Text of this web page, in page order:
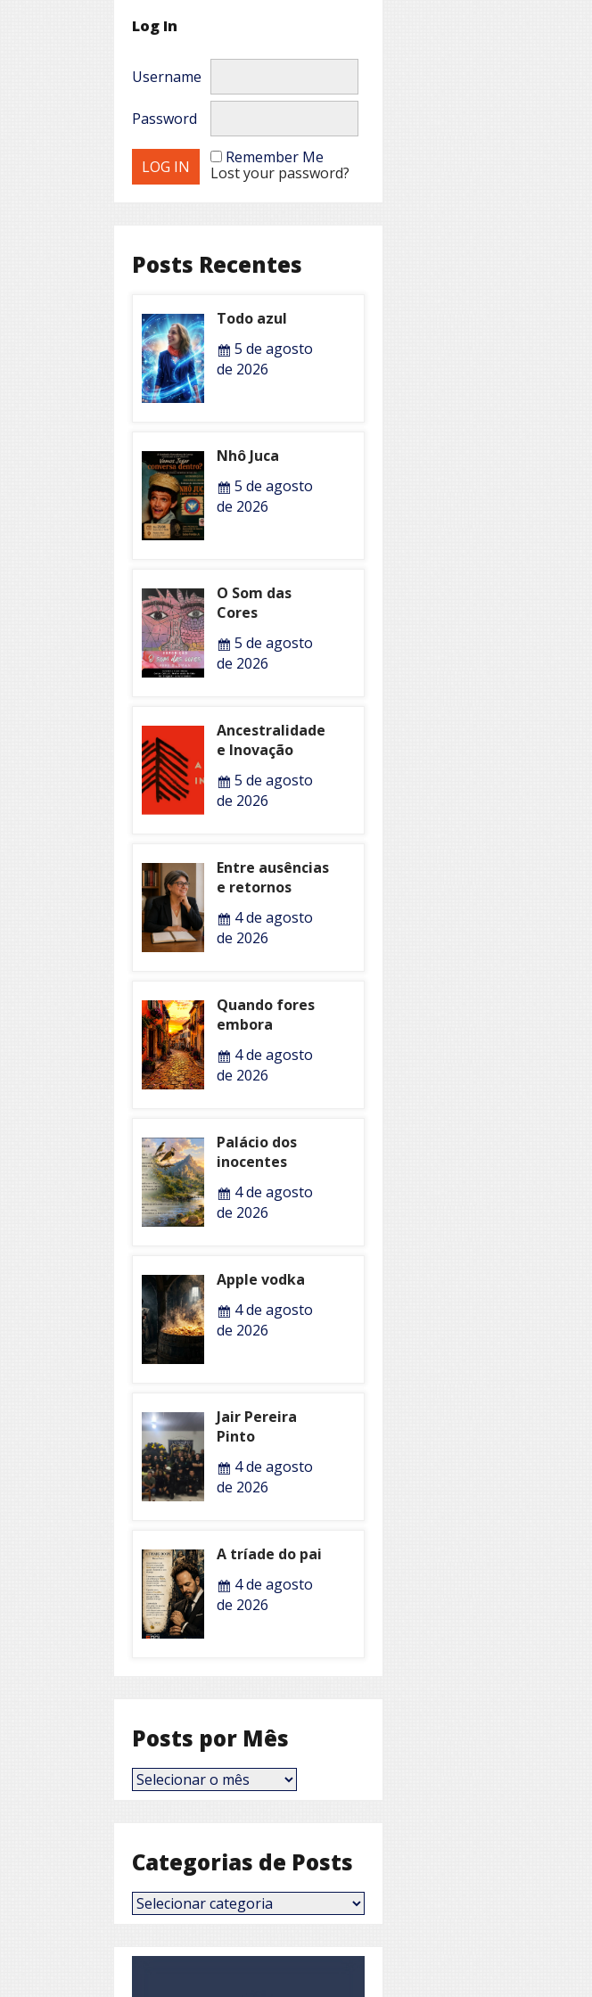
Log In
Username
Password
Remember Me
Lost your password?
Posts Recentes
Todo azul
5 de agosto
de 2026
Nhô Juca
5 de agosto
de 2026
O Som das
Cores
5 de agosto
de 2026
Ancestralidade
e Inovação
5 de agosto
de 2026
Entre ausências
e retornos
4 de agosto
de 2026
Quando fores
embora
4 de agosto
de 2026
Palácio dos
inocentes
4 de agosto
de 2026
Apple vodka
4 de agosto
de 2026
Jair Pereira
Pinto
4 de agosto
de 2026
A tríade do pai
4 de agosto
de 2026
Posts por Mês
Posts
por
Categorias de Posts
Categorias
de